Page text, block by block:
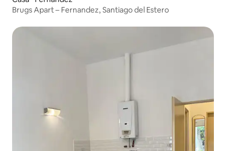
Brugs Apart – Fernandez, Santiago del Estero